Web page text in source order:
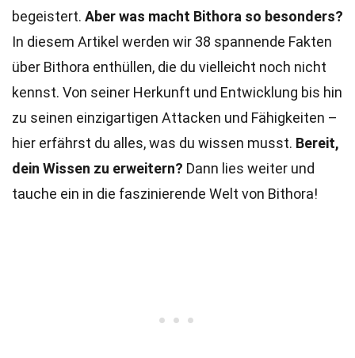
begeistert. Aber was macht Bithora so besonders?
In diesem Artikel werden wir 38 spannende Fakten
über Bithora enthüllen, die du vielleicht noch nicht
kennst. Von seiner Herkunft und Entwicklung bis hin
zu seinen einzigartigen Attacken und Fähigkeiten –
hier erfährst du alles, was du wissen musst. Bereit,
dein Wissen zu erweitern? Dann lies weiter und
tauche ein in die faszinierende Welt von Bithora!